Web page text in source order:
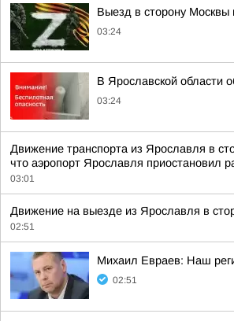
Выезд в сторону
03:24
В Ярославской области
03:24
Движение транспорта из Ярославля в
что аэропорт Ярославля приостановил
03:01
Движение на выезде из Ярославля в
02:51
Михаил Евраев: Наш
02:51